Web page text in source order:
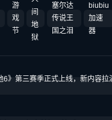
游
戏
节
间
地
狱
塞尔达
传说王
国之泪
biubiu
加速
器
6》第三赛季正式上线，新内容